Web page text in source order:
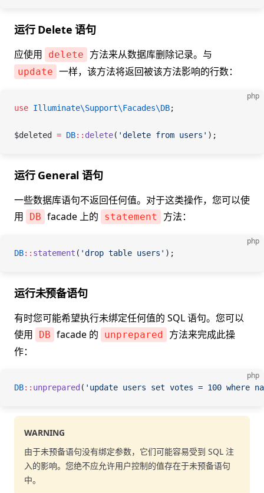
运行 Delete 语句
应使用 delete 方法来从数据库删除记录。与
update 一样，该方法将返回被该方法影响的行数：
php
use Illuminate\Support\Facades\DB;
$deleted = DB:: delete( 'delete from users' );
运行 General 语句
一些数据库语句不返回任何值。对于这类操作，您可以使
用
DB facade 上的 statement 方法：
php
DB:: statement ( 'drop table users' );
运行未预备语句
有时您可能希望执行未绑定任何值的 SQL 语句。您可以
使用
DB facade 的 unprepared
方法来完成此操
作：
php
DB:: unprepared ( 'update users set votes = 100 where
WARNING
由于未预备语句没有绑定参数，它们可能容易受到 SQL 注
入的影响。您绝不应允许用户控制的值存在于未预备语句
中。